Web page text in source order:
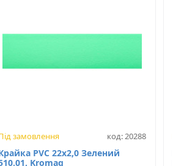
замовлення код: 20288
PVC 22х2,0 Зелений
Kromag